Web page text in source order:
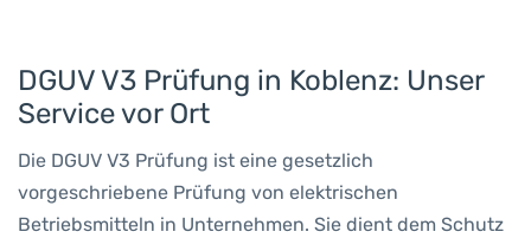
DGUV V3 Prüfung in Koblenz: Unser
Service vor Ort
Die DGUV V3 Prüfung ist eine gesetzlich
vorgeschriebene Prüfung von elektrischen
Betriebsmitteln in Unternehmen. Sie dient dem Schutz